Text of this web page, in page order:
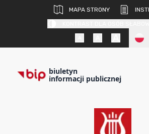
MAPA STRONY
biuletyn
informacji publicznej